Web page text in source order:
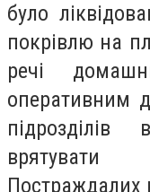
було
покрівлю на
речі
оперативним
Постраждалих